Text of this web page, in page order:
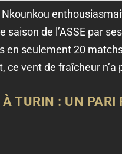
Nkounkou
saison de l’ASSE par
en seulement 20
ce vent de fraîcheur
À TURIN : UN PARI